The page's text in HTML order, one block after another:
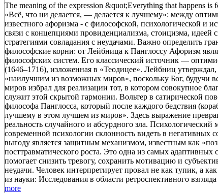
The meaning of the expression &quot;Everything that happens is
«Всё, что ни делается, — делается к лучшему»: между
известного афоризма - с философской, психологической и
связи с концепциями провиденциализма, стоицизма,
стратегиями совладания с неудачами. Важно определить
философские корни: от Лейбница к Панглоссу Афоризм
философских систем. Его классический источник —
(1646–1716), изложенная в «Теодицее». Лейбниц
«наилучшим из возможных миров», поскольку Бог, будучи
миров избрал для реализации тот, в котором совокупное
служит этой скрытой гармонии. Вольтер в сатирической
философа Панглосса, который после каждого бедствия
лучшему в этом лучшем из миров». Здесь выражение
реальность случайного и абсурдного зла.
современной психологии склонность видеть в
выгоду является защитным механизмом, известным как
посттравматического роста. Это одна из самых
помогает снизить тревогу, сохранить мотивацию и
неудачи. Человек интерпретирует провал не как тупик, а
из науки: Исследования в области ретроспективного
more